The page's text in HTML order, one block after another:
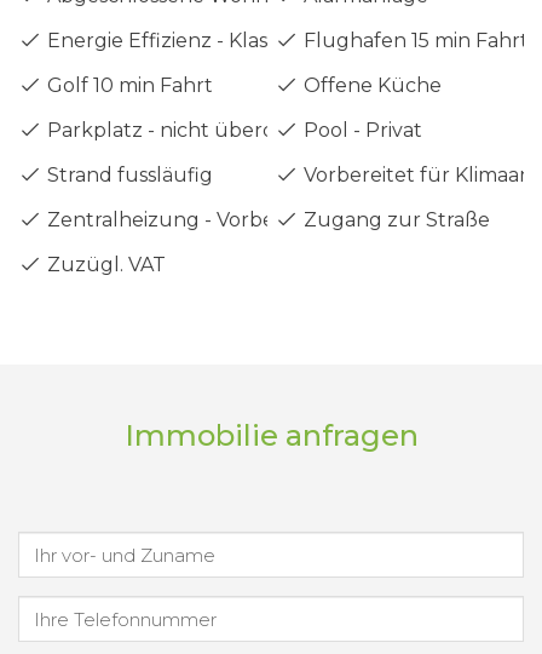
Energie Effizienz - Klasse AFlughafen 15 min Fahrt
Golf 10 min Fahrt
Offene Küche
Parkplatz - nicht überdachtPool - Privat
Strand fussläufig
Vorbereitet für
Zentralheizung - VorbereitetZugang zur Straße
Zuzügl. VAT
Immobilie anfragen